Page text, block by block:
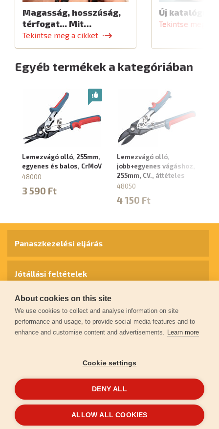
Magasság, hosszúság,
térfogat... Mit…
Tekintse meg a cikket
Új katalógus
Tekintse meg a
Egyéb termékek a kategóriában
Lemezvágó olló, 255mm,
egyenes és balos, CrMoV
48000
3 590 Ft
Lemezvágó olló,
jobb+egyenes vágáshoz,
255mm, CV., áttételes
48050
4 150 Ft
© 2026extol.hu- Minden jog fenntartva
Panaszkezelési eljárás
Jótállási feltételek
Személyes adatok védelme
Kapcsolat
Garancia regisztráció
LétrehoztaFEO
About cookies on this site
We use cookies to collect and analyse information on site
performance and usage, to provide social media features and to
enhance and customise content and advertisements. Learn more
Cookie settings
DENY ALL
ALLOW ALL COOKIES